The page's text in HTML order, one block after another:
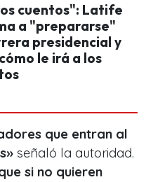
cuentos": Latife
a "prepararse"
presidencial y
le irá a los
que entran al
señaló la autoridad.
si no quieren